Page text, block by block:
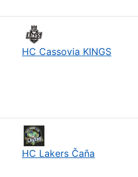
HC Cassovia KINGS
HC Lakers Čaňa